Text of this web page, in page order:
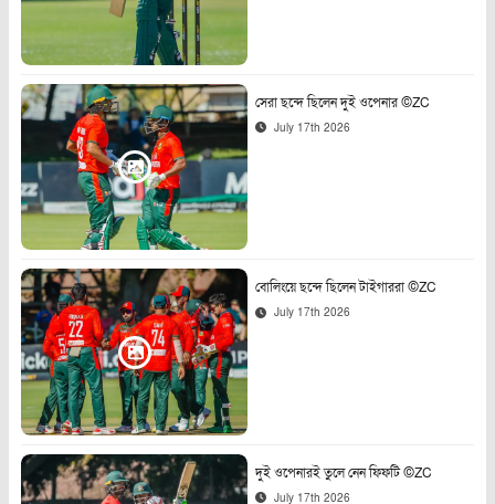
সেরা ছন্দে ছিলেন দুই ওপেনার ©ZC
July 17th 2026
বোলিংয়ে ছন্দে ছিলেন টাইগাররা ©ZC
July 17th 2026
দুই ওপেনারই তুলে নেন ফিফটি ©ZC
July 17th 2026